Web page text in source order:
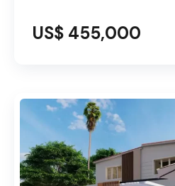
US$ 455,000